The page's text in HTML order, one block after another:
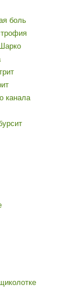
боль
канала